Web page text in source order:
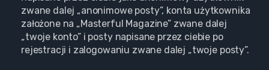
zwane dalej „anonimowe posty”, konta użytkownika
założone na „Masterful Magazine” zwane dalej
„twoje konto” i posty napisane przez ciebie po
rejestracji i zalogowaniu zwane dalej „twoje posty”.